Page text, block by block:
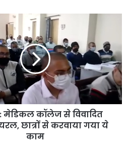
मेडिकल कॉलेज से विवादित
छात्रों से करवाया गया ये
काम